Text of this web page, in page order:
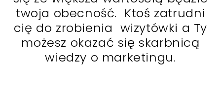
twoja obecność. Ktoś zatrudni
cię do zrobienia wizytówki a Ty
możesz okazać się skarbnicą
wiedzy o marketingu.